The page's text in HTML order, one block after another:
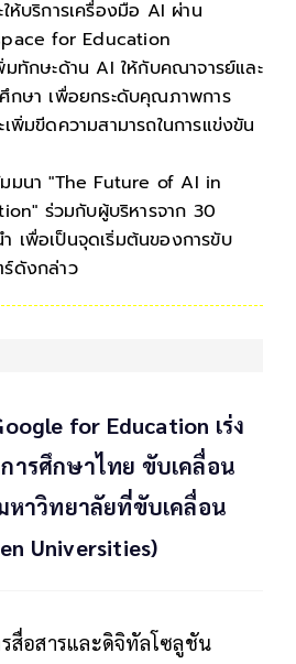
ห้บริการเครื่องมือ AI ผ่าน
for Education
มทักษะด้าน AI ให้กับคณาจารย์และ
กษา เพื่อยกระดับคุณภาพการ
เพิ่มขีดความสามารถในการแข่งขัน
มนา "The Future of AI in
ร่วมกับผู้บริหารจาก 30
เพื่อเป็นจุดเริ่มต้นของการขับ
ดังกล่าว
for Education เร่ง
ารศึกษาไทย ขับเคลื่อน
หาวิทยาลัยที่ขับเคลื่อน
Universities)
สื่อสารและดิจิทัลโซลูชัน